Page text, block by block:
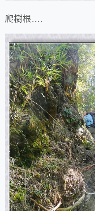
爬樹根….